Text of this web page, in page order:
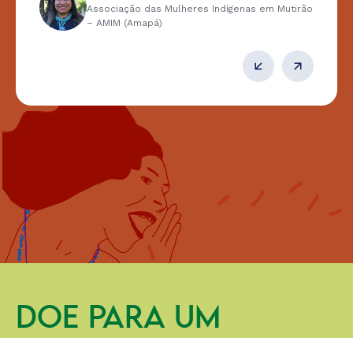
Associação das Mulheres Indígenas em Mutirão
– AMIM (Amapá)
DOE PARA UM